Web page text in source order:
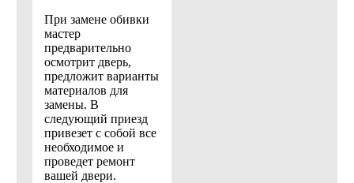
При замене обивки
мастер
предварительно
осмотрит дверь,
предложит варианты
материалов для
замены. В
следующий приезд
привезет с собой все
необходимое и
проведет ремонт
вашей двери.